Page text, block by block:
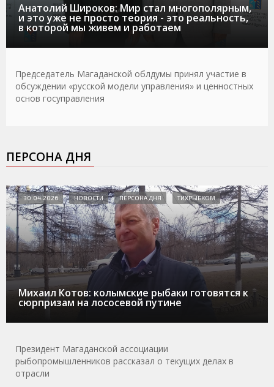
Анатолий Широков: Мир стал многополярным,
и это уже не просто теория - это реальность,
в которой мы живем и работаем
Председатель Магаданской облдумы принял участие в
обсуждении «русской модели управления» и ценностных
основ госуправления
ПЕРСОНА ДНЯ
Михаил Котов: колымские рыбаки готовятся к
сюрпризам на лососевой путине
30.04.2026 НОВОСТИ ПЕРСОНА ДНЯ ТИХРЫБКОМ
Президент Магаданской ассоциации
рыбопромышленников рассказал о текущих делах в
отрасли